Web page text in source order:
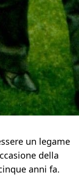
un legame
della
anni fa.